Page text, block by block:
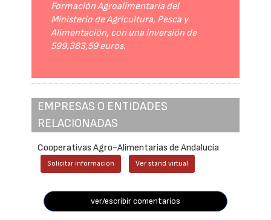
Formación Agroalimentaria del
Ministerio de Agricultura, Pesca y
Alimentación, con una inversión de
599.383,59 euros.
EMPRESAS O ENTIDADES
RELACIONADAS
Cooperativas Agro-Alimentarias de Andalucía
Solicitar información Ver stand virtual
ver/escribir comentarios